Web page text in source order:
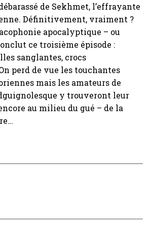
de Sekhmet, l’effrayante
Définitivement, vraiment ?
apocalyptique – ou
ce troisième épisode :
sanglantes, crocs
perd de vue les touchantes
mais les amateurs de
y trouveront leur
au milieu du gué – de la